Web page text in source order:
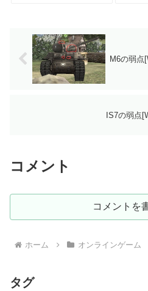
M6の弱点
IS7の弱点
コメント
コメントを
ホーム オンラインゲーム
タグ